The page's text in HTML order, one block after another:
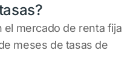
el mercado de renta fija
meses de tasas de